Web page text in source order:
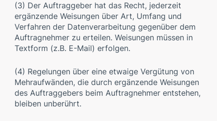
(3) Der Auftraggeber hat das Recht, jederzeit
ergänzende Weisungen über Art, Umfang und
Verfahren der Datenverarbeitung gegenüber dem
Auftragnehmer zu erteilen. Weisungen müssen in
Textform (z.B. E-Mail) erfolgen.
(4) Regelungen über eine etwaige Vergütung von
Mehraufwänden, die durch ergänzende Weisungen
des Auftraggebers beim Auftragnehmer entstehen,
bleiben unberührt.